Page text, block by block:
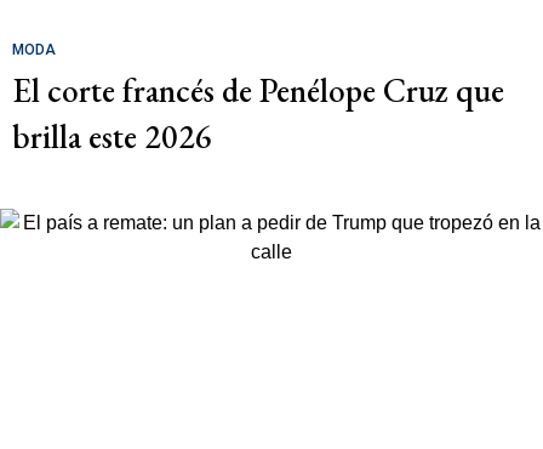
MODA
El corte francés de Penélope Cruz que
brilla este 2026